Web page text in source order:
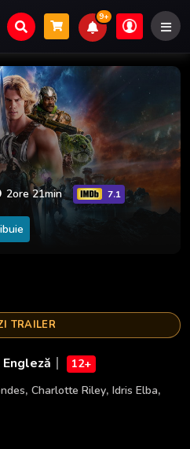
9+
2ore 21min 7.1
TRAILER
Engleză 12+
, Charlotte Riley, Idris Elba,